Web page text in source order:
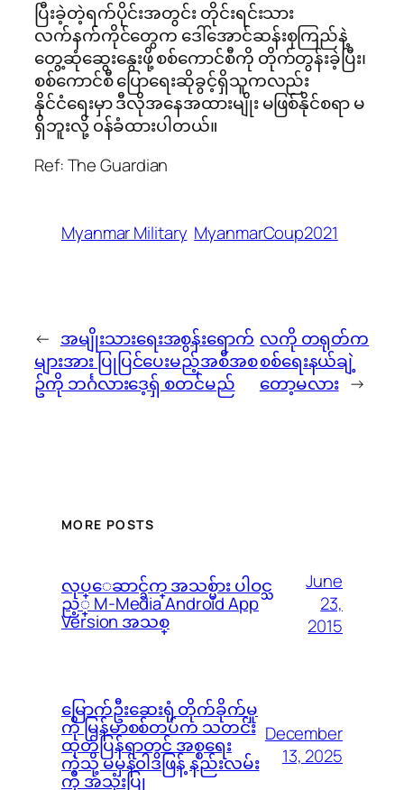
ပြီးခဲ့တဲ့ရက်ပိုင်းအတွင်း တိုင်းရင်းသား
လက်နက်ကိုင်တွေက ဒေါ်အောင်ဆန်းစုကြည်နဲ့
တွေ့ဆုံဆွေးနွေးဖို့ စစ်ကောင်စီကို တိုက်တွန်းခဲ့ပြီး၊
စစ်ကောင်စီ ပြောရေးဆိုခွင့်ရှိသူကလည်း
နိုင်ငံရေးမှာ ဒီလိုအနေအထားမျိုး မဖြစ်နိုင်စရာ မ
ရှိဘူးလို့ ၀န်ခံထားပါတယ်။
Ref: The Guardian
Myanmar Military MyanmarCoup2021
← အမျိုးသားရေးအစွန်းရောက်
များအား ပြုပြင်ပေးမည့်အစီအစ
ဥ်ကို ဘင်္ဂလားဒေ့ရှ် စတင်မည်
လကို တရုတ်က
စစ်ရေးနယ်ချဲ့
တော့မလား →
MORE POSTS
လုပ္ေဆာင္ခ်က္ အသစ္မ်ား ပါဝင္သ
ည့္ M-Media Android App
Version အသစ္
June
23,
2015
မြောက်ဦးဆေးရုံ တိုက်ခိုက်မှု
ကို မြန်မာစစ်တပ်က သတင်း
ထုတ်ပြန်ရာတွင် အစ္စရေး
ကဲ့သို့ မမှန်၀ါဒဖြန့် နည်းလမ်း
ကို အသုံးပြု
December
13, 2025